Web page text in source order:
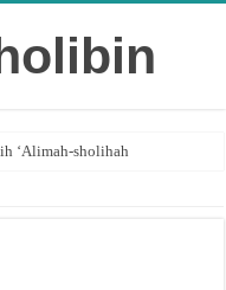
‘Alimah-sholihah